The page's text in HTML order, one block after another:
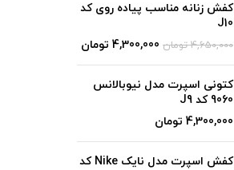
کفش زنانه مناسب پیاده روی کد
J10
4,650,000 تومان 4,300,000 تومان
کتونی اسپرت مدل نیوبالانس
9060 کد J9
تومان
کفش اسپرت مدل نایک Nike کد